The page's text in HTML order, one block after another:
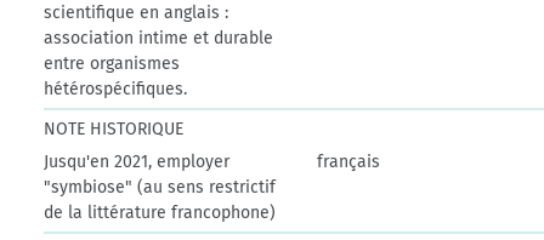
scientifique en anglais :
association intime et durable
entre organismes
hétérospécifiques.
NOTE HISTORIQUE
Jusqu'en 2021, employer
"symbiose" (au sens restrictif
de la littérature francophone)
français